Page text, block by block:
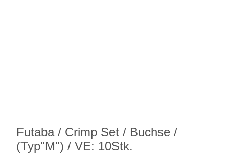
Futaba / Crimp Set / Buchse /
(Typ"M") / VE: 10Stk.